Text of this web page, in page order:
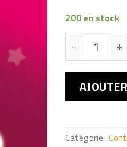
200 en stock
quantité de
Catégorie :